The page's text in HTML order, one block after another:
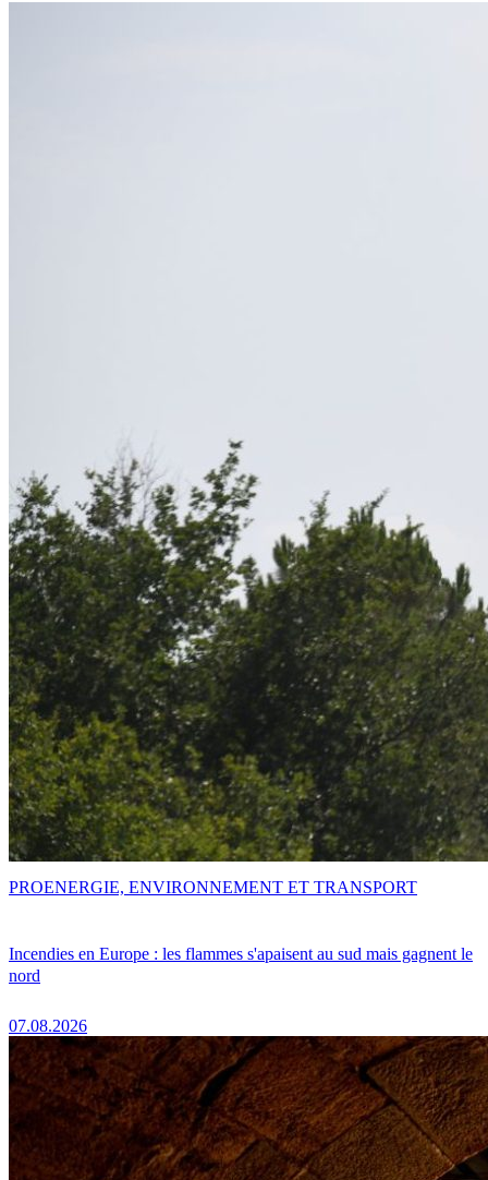
Incendies en Europe : les flammes s'apaisent au sud mais gagnent le
nord
07.08.2026
PROENERGIE, ENVIRONNEMENT ET TRANSPORT